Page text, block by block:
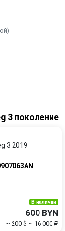
3 поколение
3 2019
В наличии
600 BYN
~ 200 $ ~ 16 000 ₽